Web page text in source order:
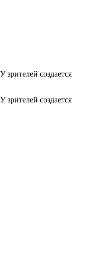
создается
создается